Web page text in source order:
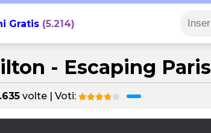
Gratis(5.214)
- Escaping Paris
volte | Voti: